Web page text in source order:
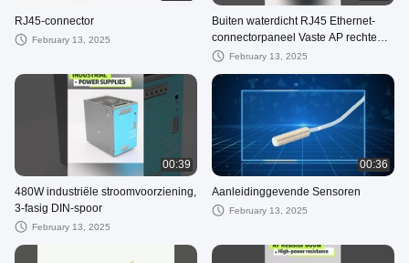
RJ45-connector
February 13, 2025
Buiten waterdicht RJ45 Ethernet-
connectorpaneel Vaste AP rechte
kop RJ45 verlengstuk voor Ou
February 13, 2025
00:39
480W industriële stroomvoorziening,
3-fasig DIN-spoor
February 13, 2025
00:36
Aanleidinggevende Sensoren
February 13, 2025